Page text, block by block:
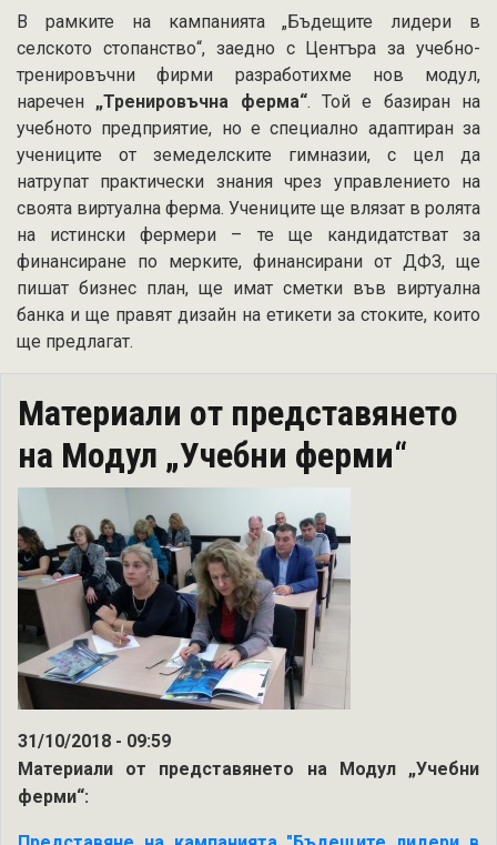
В рамките на кампанията „Бъдещите лидери в
селското стопанство“, заедно с Центъра за учебно-
тренировъчни фирми разработихме нов модул,
наречен „Тренировъчна ферма“. Той е базиран на
учебното предприятие, но е специално адаптиран за
учениците от земеделските гимназии, с цел да
натрупат практически знания чрез управлението на
своята виртуална ферма. Учениците ще влязат в ролята
на истински фермери – те ще кандидатстват за
финансиране по мерките, финансирани от ДФЗ, ще
пишат бизнес план, ще имат сметки във виртуална
банка и ще правят дизайн на етикети за стоките, които
ще предлагат.
Материали от представянето
на Модул „Учебни ферми“
31/10/2018 - 09:59
Материали от представянето на Модул „Учебни
ферми“: